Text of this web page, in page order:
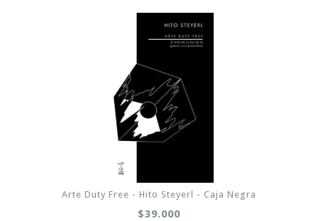
Arte Duty Free - Hito Steyerl - Caja Negra
$39.000